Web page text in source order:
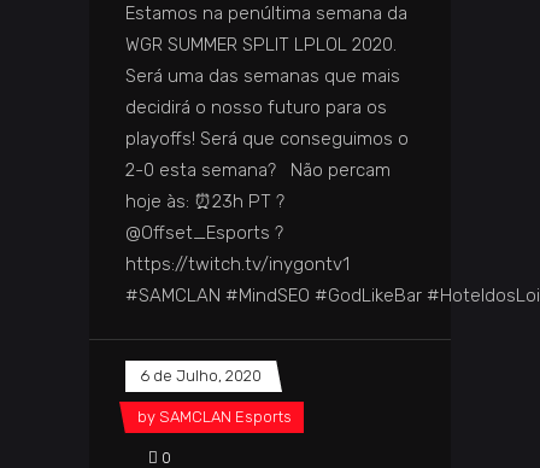
Estamos na penúltima semana da
WGR SUMMER SPLIT LPLOL 2020.
Será uma das semanas que mais
decidirá o nosso futuro para os
playoffs! Será que conseguimos o
2-0 esta semana? Não percam
hoje às: ⏰23h PT ?
@Offset_Esports ?
https://twitch.tv/inygontv1
#SAMCLAN #MindSEO #GodLikeBar
6 de Julho, 2020
by SAMCLAN Esports
0